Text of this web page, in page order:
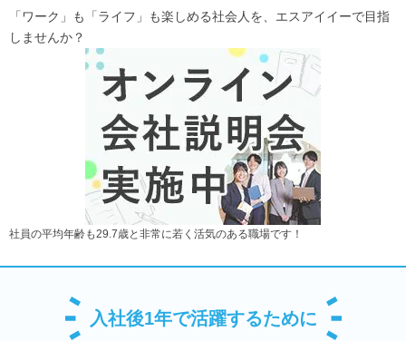
「ワーク」も「ライフ」も楽しめる社会人を、エスアイイーで目指
しませんか？
社員の平均年齢も29.7歳と非常に若く活気のある職場です！
入社後1年で活躍するために